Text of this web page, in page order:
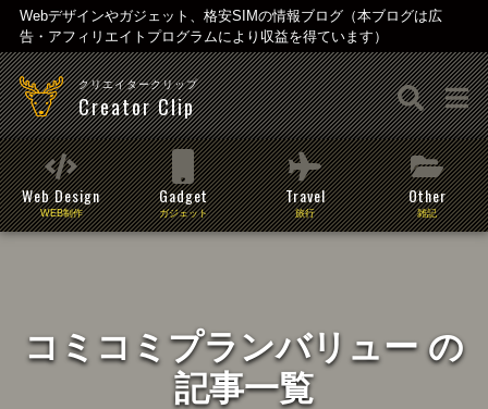
Webデザインやガジェット、格安SIMの情報ブログ（本ブログは広
告・アフィリエイトプログラムにより収益を得ています）
クリエイタークリップ
Creator Clip
Web Design
WEB制作
Gadget
ガジェット
Travel
旅行
Other
雑記
コミコミプランバリュー の
記事一覧